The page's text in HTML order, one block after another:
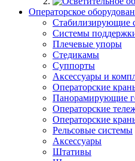
Операторское
Стабилизирующие
Системы
Плечевые упоры
Стедикамы
Суппорты
Аксессуары и
Операторские
Панорамирующие
Операторские
Операторские
Рельсовые системы
Аксессуары
Штативы